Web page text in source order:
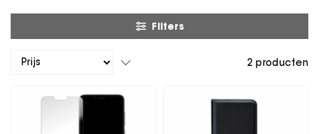
Filters
2 producten